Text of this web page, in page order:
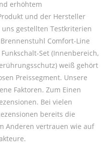
erhöhtem
und der Hersteller
gestellten Testkriterien
Comfort-Line
Set (Innenbereich,
weiß gehört
Preissegment. Unsere
Faktoren. Zum Einen
Bei vielen
bereits die
Anderen vertrauen wie auf